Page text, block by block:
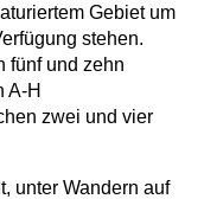
Gebiet um
stehen.
fünf und zehn
A-H
zwei und vier
unter Wandern auf